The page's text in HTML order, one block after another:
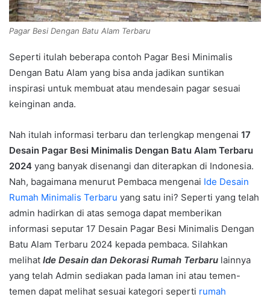
Pagar Besi Dengan Batu Alam Terbaru
Seperti itulah beberapa contoh Pagar Besi Minimalis
Dengan Batu Alam yang bisa anda jadikan suntikan
inspirasi untuk membuat atau mendesain pagar sesuai
keinginan anda.
Nah itulah informasi terbaru dan terlengkap mengenai 17
Desain Pagar Besi Minimalis Dengan Batu Alam Terbaru
2024 yang banyak disenangi dan diterapkan di Indonesia.
Nah, bagaimana menurut Pembaca mengenai Ide Desain
Rumah Minimalis Terbaru yang satu ini? Seperti yang telah
admin hadirkan di atas semoga dapat memberikan
informasi seputar 17 Desain Pagar Besi Minimalis Dengan
Batu Alam Terbaru 2024 kepada pembaca. Silahkan
melihat Ide Desain dan Dekorasi Rumah Terbaru lainnya
yang telah Admin sediakan pada laman ini atau temen-
temen dapat melihat sesuai kategori seperti rumah